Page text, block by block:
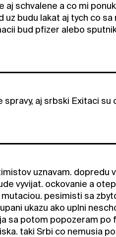
aj schvalene a co mi
uz budu lakat aj tych co
bud pfizer alebo
spravy, aj srbski Exitaci
uznavam. dopredu
vyvijat. ockovanie a
pesimisti sa
ukazu ako uplni
sa potom popozeram po
taki Srbi co nemusia